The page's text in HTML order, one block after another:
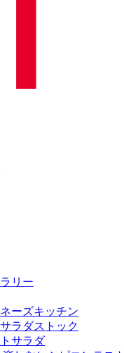
リー
ーズキッチン
ラダストック
サラダ